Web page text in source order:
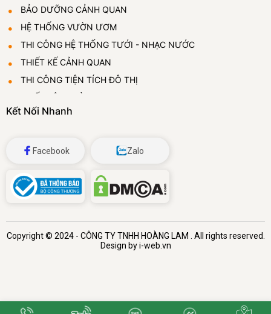
BẢO DƯỠNG CẢNH QUAN
HỆ THỐNG VƯỜN ƯƠM
THI CÔNG HỆ THỐNG TƯỚI - NHẠC NƯỚC
THIẾT KẾ CẢNH QUAN
THI CÔNG TIỆN TÍCH ĐÔ THỊ
CUNG CẤP VÀ CHO THUÊ CÂY CẢNH
Kết Nối Nhanh
Facebook Zalo
Copyright © 2024 - CÔNG TY TNHH HOÀNG LAM . All rights reserved.
Design by i-web.vn